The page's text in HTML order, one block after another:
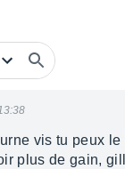
vis tu peux
plus de gain,